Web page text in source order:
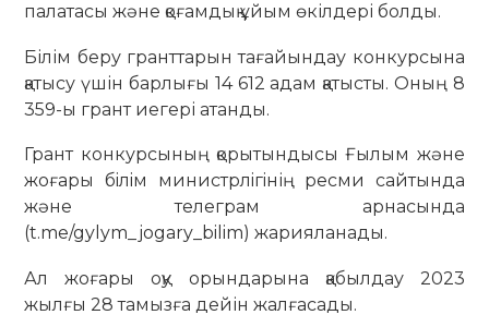
палатасы және қоғамдық ұйым өкілдері болды.
Білім беру гранттарын тағайындау конкурсына
қатысу үшін барлығы 14 612 адам қатысты. Оның 8
359-ы грант иегері атанды.
Грант конкурсының қорытындысы Ғылым және
жоғары бiлiм министрлiгiнің ресми сайтында
және телеграм арнасында
(t.me/gylym_jogary_bilim) жарияланады.
Ал жоғары оқу орындарына қабылдау 2023
жылғы 28 тамызға дейін жалғасады.